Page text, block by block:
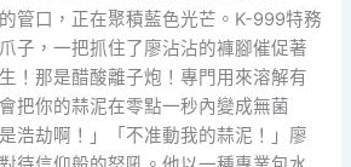
管口，正在聚積藍色光芒。K-999特務
子，一把抓住了廖沾沾的褲腳催促著
！那是醋酸離子炮！專門用來溶解有
把你的蒜泥在零點一秒內變成無菌
浩劫啊！」「不准動我的蒜泥！」廖